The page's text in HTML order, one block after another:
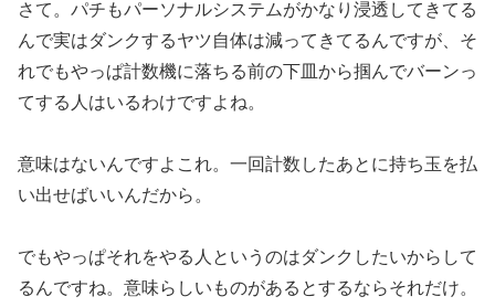
さて。パチもパーソナルシステムがかなり浸透してきてる
んで実はダンクするヤツ自体は減ってきてるんですが、そ
れでもやっぱ計数機に落ちる前の下皿から掴んでバーンっ
てする人はいるわけですよ ね。
意味はないんですよこれ。一回計数したあとに持ち玉を払
い出せばいいんだから。
でもやっぱそれをやる人というのはダンクしたいからして
るんですね。意味らしいものがあるとするならそれだけ。